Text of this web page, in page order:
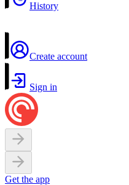
History
Create account
Sign in
Get the app